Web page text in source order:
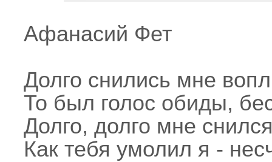
Афанасий Фет
Долго снились мне
То был голос обиды,
Долго, долго мне
Как тебя умолил я -